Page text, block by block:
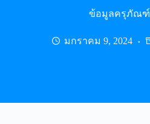
ข้อมูลครุภัณฑ์
มกราคม 9, 2024